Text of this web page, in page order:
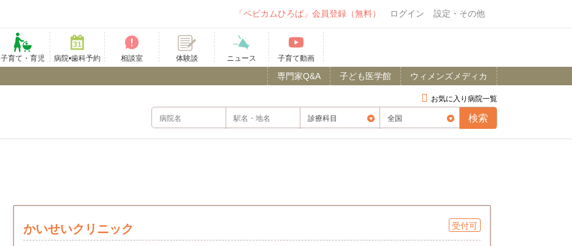
「ベビカムひろば」会員登録（無料） ログイン 設定・その他
子育て・育児 病院•歯科予約 相談室 体験談 ニュース 子育て動画
ウィメンズメディカ
子ども医学館
専門家Q&A
お気に入り病院一覧
受付可
かいせいクリニック